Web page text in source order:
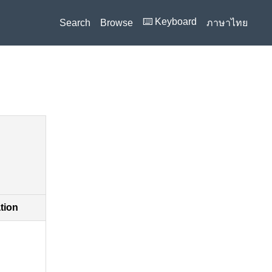
Search Browse ⌨️ Keyboard ภาษาไทย